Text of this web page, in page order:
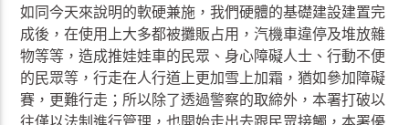
如同今天來說明的軟硬兼施，我們硬體的基礎建設建置完
成後，在使用上大多都被攤販占用，汽機車違停及堆放雜
物等等，造成推娃娃車的民眾、身心障礙人士、行動不便
的民眾等，行走在人行道上更加雪上加霜，猶如參加障礙
賽，更難行走；所以除了透過警察的取締外，本署打破以